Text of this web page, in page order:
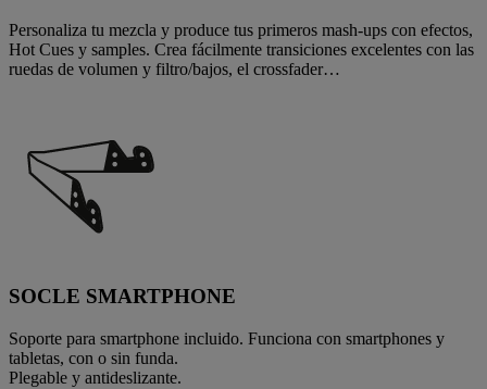
Personaliza tu mezcla y produce tus primeros mash-ups con efectos,
Hot Cues y samples. Crea fácilmente transiciones excelentes con las
ruedas de volumen y filtro/bajos, el crossfader…
SOCLE SMARTPHONE
Soporte para smartphone incluido. Funciona con smartphones y
tabletas, con o sin funda.
Plegable y antideslizante.